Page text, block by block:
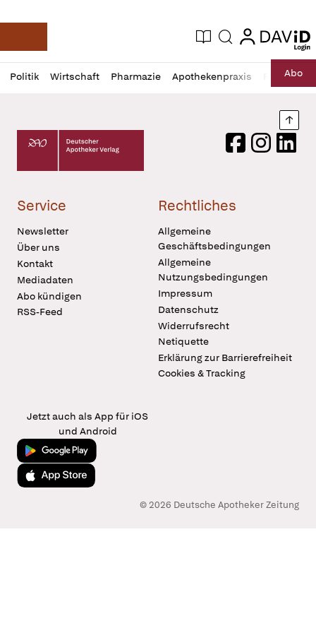
Deutsche Apotheker Zeitung
Aktuelle Ausgabe
Suche login
login
Politik Wirtschaft Pharmazie Apothekenpraxis RechtAbo
Profil
öffnen
Daz
Pur
Deutscher Apotheker Verlag Logo
FacebookInstagram
Service
Newsletter
Über uns
Kontakt
Mediadaten
Abo kündigen
RSS-Feed
Rechtliches
Allgemeine
Geschäftsbedingungen
Allgemeine
Nutzungsbedingungen
Impressum
Datenschutz
Widerrufsrecht
Netiquette
Erklärung zur Barrierefreiheit
Cookies & Tracking
Jetzt auch als App für iOS
und Android
Jetzt bei Google Play
Laden im App Store
© 2026 Deutsche Apotheker Zeitung